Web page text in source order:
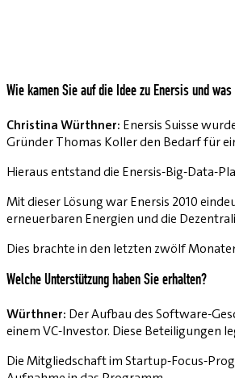
Wie kamen Sie auf die Idee zu Enersis und
Christina Würthner: Enersis Suisse
Gründer Thomas Koller den Bedarf für
Hieraus entstand die Enersis-Big-Data-
Mit dieser Lösung war Enersis 2010
erneuerbaren Energien und die
Dies brachte in den letzten zwölf
Welche Unterstützung haben Sie erhalten?
Würthner: Der Aufbau des Software-
einem VC-Investor. Diese Beteiligungen
Die Mitgliedschaft im Startup-Focus-